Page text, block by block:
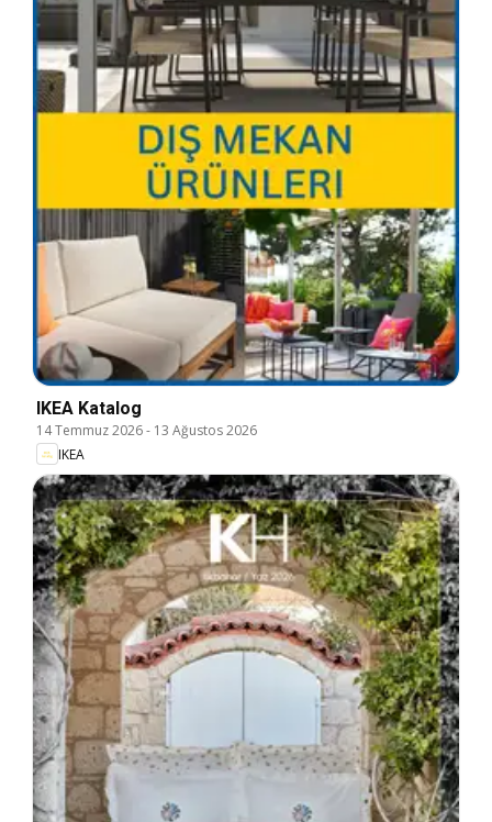
IKEA Katalog
14 Temmuz 2026- 13 Ağustos 2026
IKEA